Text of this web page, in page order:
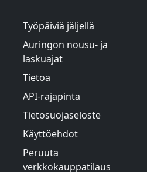
Työpäiviä jäljellä
Auringon nousu- ja
laskuajat
Tietoa
API-rajapinta
Tietosuojaseloste
Käyttöehdot
Peruuta
verkkokauppatilaus